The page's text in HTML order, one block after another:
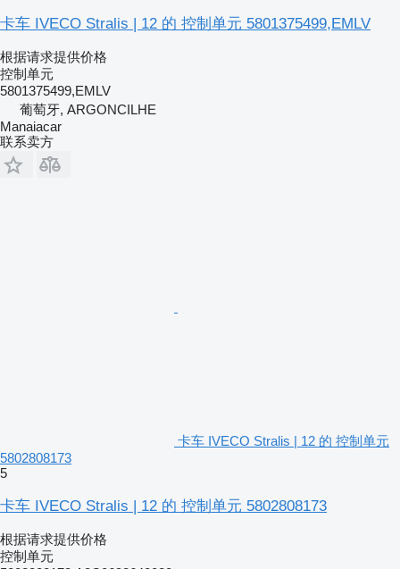
卡车 IVECO Stralis | 12 的 控制单元 5801375499,EMLV
根据请求提供价格
控制单元
5801375499,EMLV
葡萄牙, ARGONCILHE
Manaiacar
联系卖方
卡车 IVECO Stralis | 12 的 控制单元
5802808173
5
卡车 IVECO Stralis | 12 的 控制单元 5802808173
根据请求提供价格
控制单元